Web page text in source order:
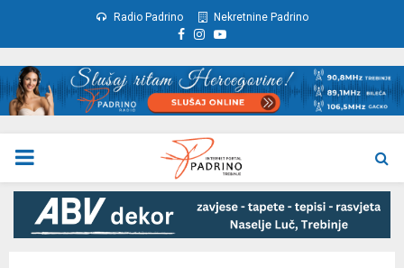
Radio Padrino Nekretnine Padrino
Facebook
Instagram
Youtube
PRIMARY
MENU